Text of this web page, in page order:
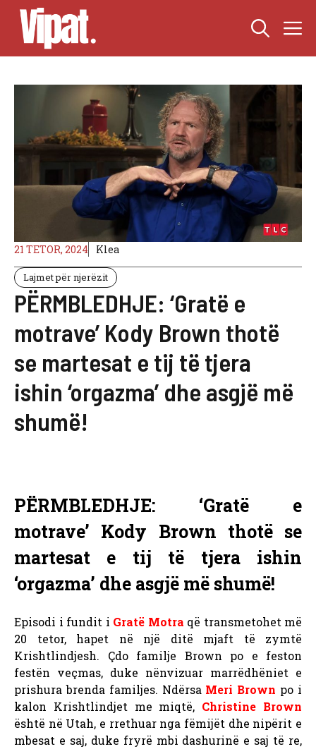
Skip
content
21 TETOR, 2024 Klea
Lajmet për njerëzit
PËRMBLEDHJE: ‘Gratë e
motrave’ Kody Brown thotë
se martesat e tij të tjera
ishin ‘orgazma’ dhe asgjë më
shumë!
PËRMBLEDHJE: ‘Gratë e
motrave’ Kody Brown thotë se
martesat e tij të tjera ishin
‘orgazma’ dhe asgjë më shumë!
Episodi i fundit i Gratë Motra që transmetohet më
20 tetor, hapet në një ditë mjaft të zymtë
Krishtlindjesh. Çdo familje Brown po e feston
festën veçmas, duke nënvizuar marrëdhëniet e
prishura brenda familjes. Ndërsa Meri Brown po i
kalon Krishtlindjet me miqtë, Christine Brown
është në Utah, e rrethuar nga fëmijët dhe nipërit e
mbesat e saj, duke fryrë mbi dashurinë e saj të re,